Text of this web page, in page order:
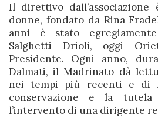
Il direttivo
donne, fondato da Rina
anni è stato
Salghetti Drioli, oggi
Presidente. Ogni anno,
Dalmati, il Madrinato dà
nei tempi più recenti e di
conservazione e la
l’intervento di una dirigente